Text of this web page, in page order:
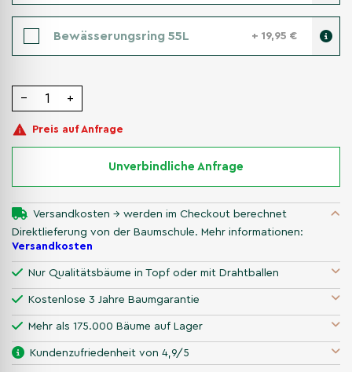
Bewässerungsring 55L + 19,95 €
− +
Preis auf Anfrage
Unverbindliche Anfrage
Versandkosten → werden im Checkout berechnet
Direktlieferung von der Baumschule. Mehr informationen:
Versandkosten
Nur Qualitätsbäume in Topf oder mit Drahtballen
Kostenlose 3 Jahre Baumgarantie
Mehr als 175.000 Bäume auf Lager
Kundenzufriedenheit von 4,9/5